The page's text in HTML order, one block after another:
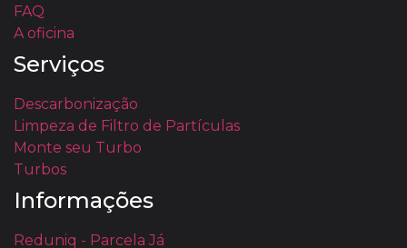
FAQ
A oficina
Serviços
Descarbonização
Limpeza de Filtro de Partículas
Monte seu Turbo
Turbos
Informações
Reduniq - Parcela Já